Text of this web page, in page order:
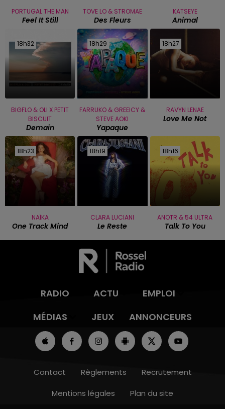
PORTUGAL THE MAN
Feel It Still
TOVE LO & STROMAE
Des Fleurs
KATSEYE
Animal
18h32
18h32
BIGFLO & OLI X PETIT
BISCUIT
Demain
18h29
18h29
FARRUKO & GREEICY &
STEVE AOKI
Yapaque
18h27
18h27
RAVYN LENAE
Love Me Not
18h23
18h23
NAÏKA
One Track Mind
18h19
18h19
CLARA LUCIANI
Le Reste
18h16
18h16
ANOTR & 54 ULTRA
Talk To You
RADIO ACTU
EMPLOI
MÉDIAS
JEUX ANNONCEURS
Contact Règlements
Recrutement
Mentions légales
Plan du site